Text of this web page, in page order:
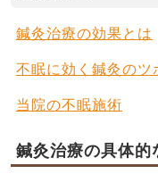
鍼灸治療の効果とは
不眠に効く鍼灸のツ
当院の不眠施術
鍼灸治療の具体的